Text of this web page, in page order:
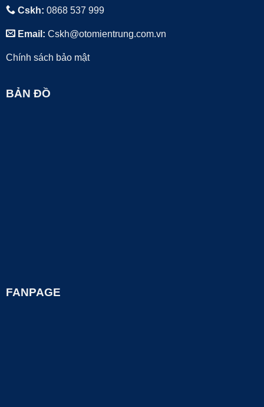
Cskh: 0868 537 999
Email: Cskh@otomientrung.com.vn
Chính sách bảo mật
BẢN ĐỒ
FANPAGE